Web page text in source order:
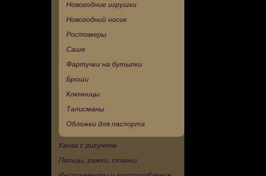
Новогодние игрушки
Новогодний носок
Ростомеры
Саше
Фартучки на бутылки
Броши
Ключницы
Талисманы
Обложки для паспорта
Канва с рисунком
Пяльцы, рамки, станки